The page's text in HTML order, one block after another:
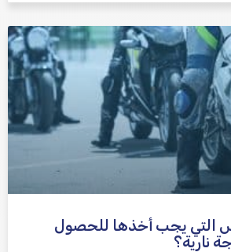
التي يجب أخذها للحصول
نارية؟